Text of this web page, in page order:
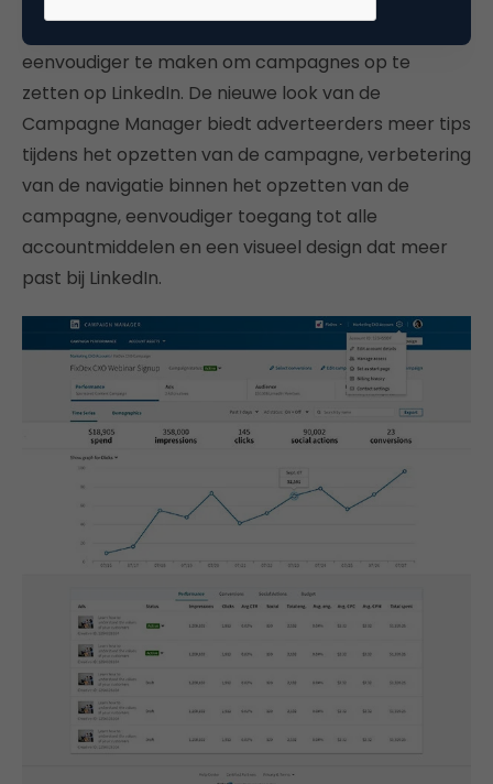
Campagne Manager om het voor adverteerders
eenvoudiger te maken om campagnes op te
zetten op LinkedIn. De nieuwe look van de
Campagne Manager biedt adverteerders meer tips
tijdens het opzetten van de campagne, verbetering
van de navigatie binnen het opzetten van de
campagne, eenvoudiger toegang tot alle
accountmiddelen en een visueel design dat meer
past bij LinkedIn.